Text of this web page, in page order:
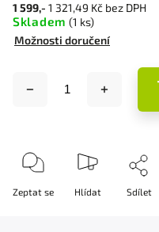
1 599,- 1 321,49 Kč bez DPH
Skladem (1 ks)
Možnosti doručení
Zeptat se Hlídat Sdílet